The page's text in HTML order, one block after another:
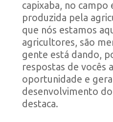
capixaba, no campo
produzida pela
que nós estamos
agricultores, são
gente está dando,
respostas de vocês
oportunidade e
desenvolvimento
destaca.